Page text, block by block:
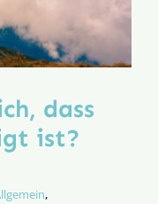
dass
ist?
,